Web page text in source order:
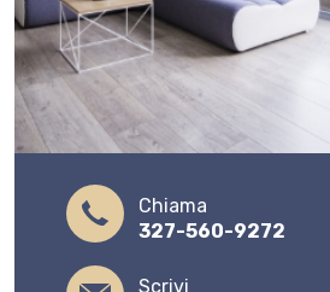
Chiama
327-560-9272
Scrivi